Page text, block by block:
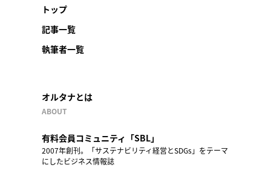
トップ
記事一覧
執筆者一覧
オルタナとは
ABOUT
有料会員コミュニティ「SBL」
2007年創刊。「サステナビリティ経営とSDGs」をテーマ
にしたビジネス情報誌